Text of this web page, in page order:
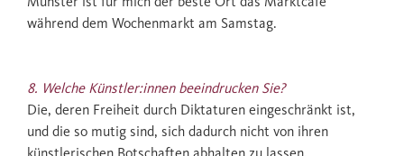
während dem Wochenmarkt am Samstag.
8. Welche Künstler:innen beeindrucken Sie?
Die, deren Freiheit durch Diktaturen eingeschränkt ist,
und die so mutig sind, sich dadurch nicht von ihren